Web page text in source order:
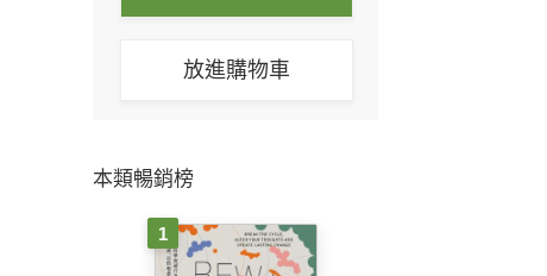
放進購物車
本類暢銷榜
1